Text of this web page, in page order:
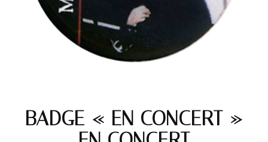
BADGE « EN CONCERT »